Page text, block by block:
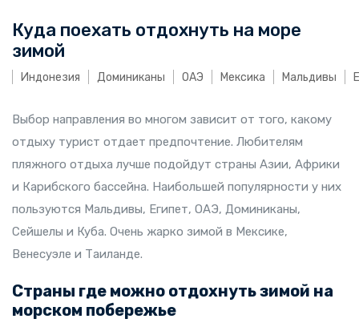
Куда поехать отдохнуть на море
зимой
Индонезия Доминиканы ОАЭ Мексика Мальдивы
Выбор направления во многом зависит от того, какому
отдыху турист отдает предпочтение. Любителям
пляжного отдыха лучше подойдут страны Азии, Африки
и Карибского бассейна. Наибольшей популярности у них
пользуются Мальдивы, Египет, ОАЭ, Доминиканы,
Сейшелы и Куба. Очень жарко зимой в Мексике,
Венесуэле и Таиланде.
Страны где можно отдохнуть зимой на
морском побережье